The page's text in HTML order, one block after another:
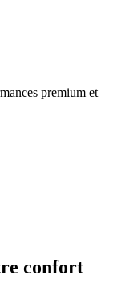
premium et
confort